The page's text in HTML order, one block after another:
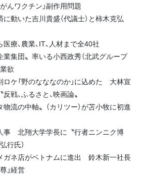
んワクチン」副作用問題
動いた吉川貴盛（代議士）と柿木克弘
療、農業、IT、人材まで全40社
業集団〟率いる小西政秀（北武グループ
欲
ケ「野のなななのか」に込めた 大林宣
戦、ふるさと、映画論〟
流の中軸〟（カリツー）が苫小牧に初進
北翔大学学長に〝行者ニンニク博
行氏）
ネ店がベトナムに進出 鈴木新一社長
」経営